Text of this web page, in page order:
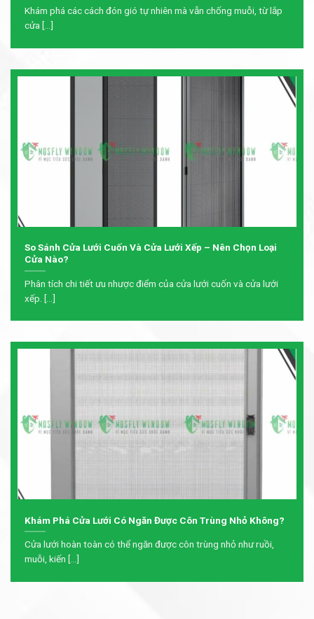
Khám phá các cách đón gió tự nhiên mà vẫn chống muỗi, từ lắp
cửa [...]
So Sánh Cửa Lưới Cuốn Và Cửa Lưới Xếp – Nên Chọn Loại
Cửa Nào?
Phân tích chi tiết ưu nhược điểm của cửa lưới cuốn và cửa lưới
xếp. [...]
Khám Phá Cửa Lưới Có Ngăn Được Côn Trùng Nhỏ Không?
Cửa lưới hoàn toàn có thể ngăn được côn trùng nhỏ như ruồi,
muỗi, kiến [...]